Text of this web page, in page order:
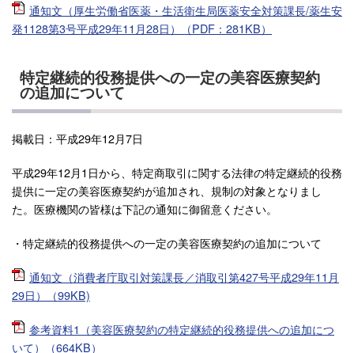
通知文（厚生労働省医薬・生活衛生局医薬安全対策課長/薬生安
発1128第3号平成29年11月28日）（PDF：281KB）
特定継続的役務提供への一定の美容医療契約
の追加について
掲載日：平成29年12月7日
平成29年12月1日から、特定商取引に関する法律の特定継続的役務
提供に一定の美容医療契約が追加され、規制の対象となりまし
た。医療機関の皆様は下記の通知に御留意ください。
・特定継続的役務提供への一定の美容医療契約の追加について
通知文（消費者庁取引対策課長／消取引第427号平成29年11月
29日）（99KB)
参考資料1（美容医療契約の特定継続的役務提供への追加につ
いて）（664KB）